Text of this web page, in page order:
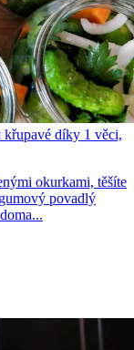
křupavé díky 1 věci,
okurkami, těšíte
povadlý